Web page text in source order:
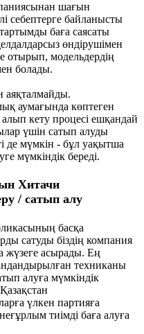
шағын
себептерге байланысты
баға саясаты
өндірушімен
отырып, модельдердің
болады.
аумағында көптеген
кету процесі ешқандай
үшін сатып алуды
де мүмкін - бұл уақытша
мүмкіндік береді.
Хитачи
/ сатып алу
басқа
сатуды біздің компания
жүзеге асырады. Ең
техниканы
алуға мүмкіндік
үлкен партияға
тиімді баға алуға